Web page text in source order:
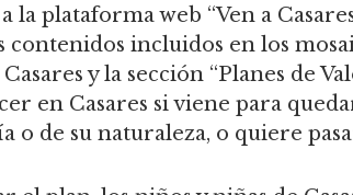
la plataforma web “Ven a
contenidos incluidos en los
y la sección “Planes de
en Casares si viene para
o de su naturaleza, o quiere